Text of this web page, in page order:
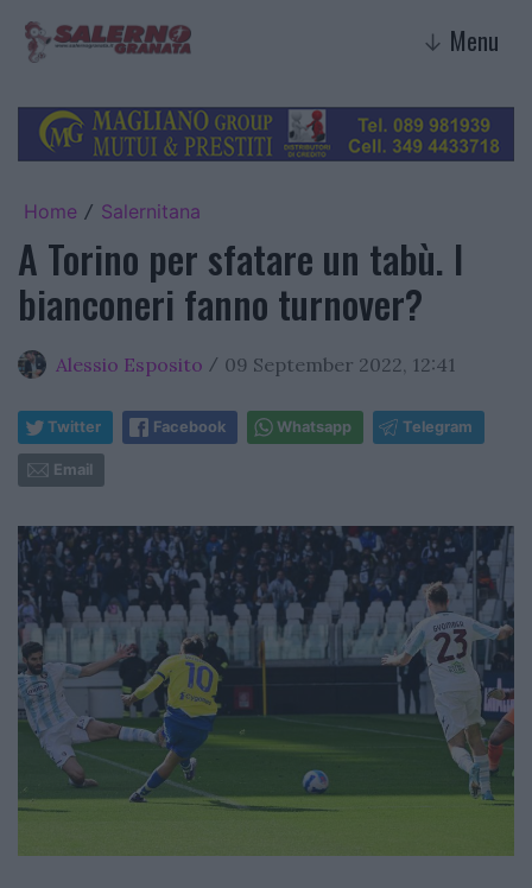
↓ Menu
Home / Salernitana
A Torino per sfatare un tabù. I
bianconeri fanno turnover?
Alessio Esposito / 09 September 2022, 12:41
Twitter Facebook Whatsapp Telegram
Email